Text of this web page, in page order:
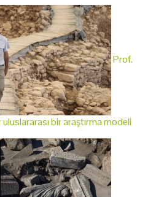
Prof.
bir araştırma modeli